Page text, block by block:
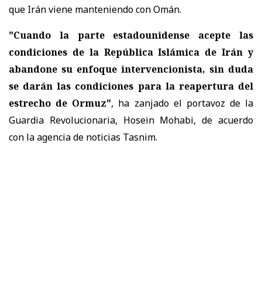
que Irán viene manteniendo con Omán.
"Cuando la parte estadounidense acepte las
condiciones de la República Islámica de Irán y
abandone su enfoque intervencionista, sin duda
se darán las condiciones para la reapertura del
estrecho de Ormuz", ha zanjado el portavoz de la
Guardia Revolucionaria, Hosein Mohabi, de acuerdo
con la agencia de noticias Tasnim.